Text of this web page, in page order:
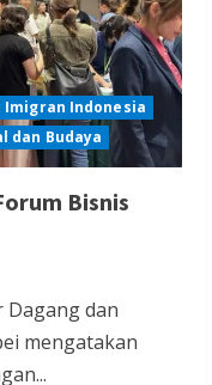
Imigran Indonesia
dan Budaya
Bisnis
Dagang dan
mengatakan